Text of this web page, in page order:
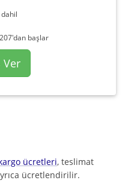
dahil
başlar
Ver
ücretleri, teslimat
ücretlendirilir.